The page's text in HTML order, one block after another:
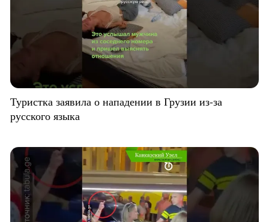
Туристка заявила о нападении в Грузии из-за
русского языка